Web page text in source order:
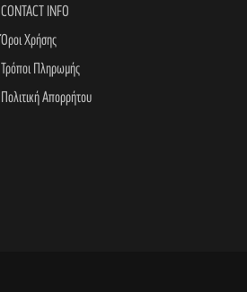
CONTACT INFO
Όροι Χρήσης
Τρόποι Πληρωμής
Πολιτική Απορρήτου